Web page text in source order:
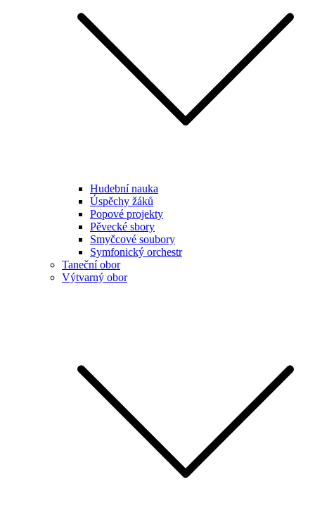
Hudební nauka
Úspěchy žáků
Popové projekty
Pěvecké sbory
Smyčcové soubory
Symfonický orchestr
Taneční obor
Výtvarný obor